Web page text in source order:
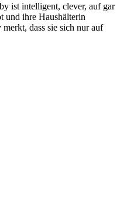
ist intelligent, clever, auf gar
und ihre Haushälterin
dass sie sich nur auf